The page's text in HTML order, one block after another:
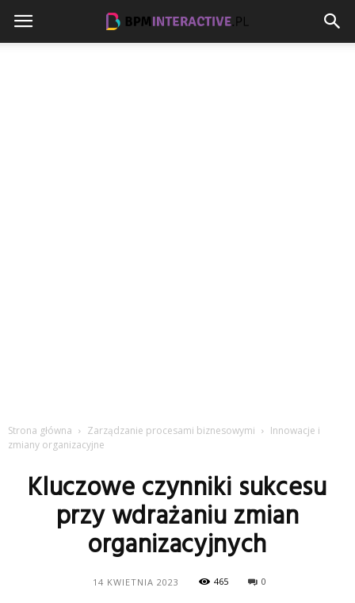
Strona główna Zarządzanie procesami biznesowymi
Innowacje i
zmiany organizacyjne
Kluczowe czynniki sukcesu
przy wdrażaniu zmian
organizacyjnych
14 KWIETNIA 2023 465 0